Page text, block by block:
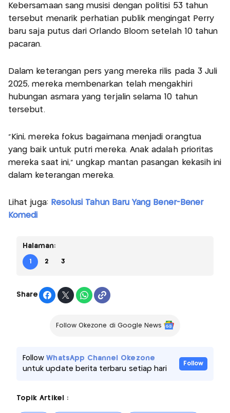
Kebersamaan sang musisi dengan politisi 53 tahun
tersebut menarik perhatian publik mengingat Perry
baru saja putus dari Orlando Bloom setelah 10 tahun
pacaran.
Dalam keterangan pers yang mereka rilis pada 3 Juli
2025, mereka membenarkan telah mengakhiri
hubungan asmara yang terjalin selama 10 tahun
tersebut.
"Kini, mereka fokus bagaimana menjadi orangtua
yang baik untuk putri mereka. Anak adalah prioritas
mereka saat ini," ungkap mantan pasangan kekasih ini
dalam keterangan mereka.
Lihat juga: Resolusi Tahun Baru Yang Bener-Bener
Komedi
Halaman:
1 2 3
Share
Follow Okezone di Google News
FollowWhatsApp Channel Okezone
untuk update berita terbaru setiap hari
Follow
Topik Artikel :